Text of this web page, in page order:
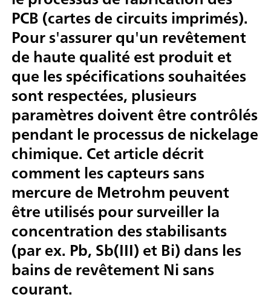
PCB (cartes de circuits imprimés).
Pour s'assurer qu'un revêtement
de haute qualité est produit et
que les spécifications souhaitées
sont respectées, plusieurs
paramètres doivent être contrôlés
pendant le processus de nickelage
chimique. Cet article décrit
comment les capteurs sans
mercure de Metrohm peuvent
être utilisés pour surveiller la
concentration des stabilisants
(par ex. Pb, Sb(III) et Bi) dans les
bains de revêtement Ni sans
courant.